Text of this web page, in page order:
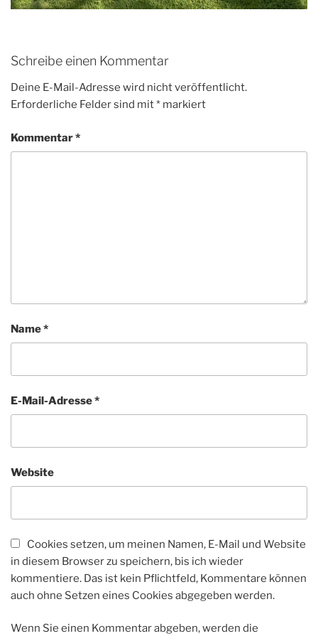
Schreibe einen Kommentar
Deine E-Mail-Adresse wird nicht veröffentlicht.
Erforderliche Felder sind mit* markiert
Kommentar*
Name*
E-Mail-Adresse*
Website
Cookies setzen, um meinen Namen, E-Mail und Website
in diesem Browser zu speichern, bis ich wieder
kommentiere. Das ist kein Pflichtfeld, Kommentare können
auch ohne Setzen eines Cookies abgegeben werden.
Wenn Sie einen Kommentar abgeben, werden die